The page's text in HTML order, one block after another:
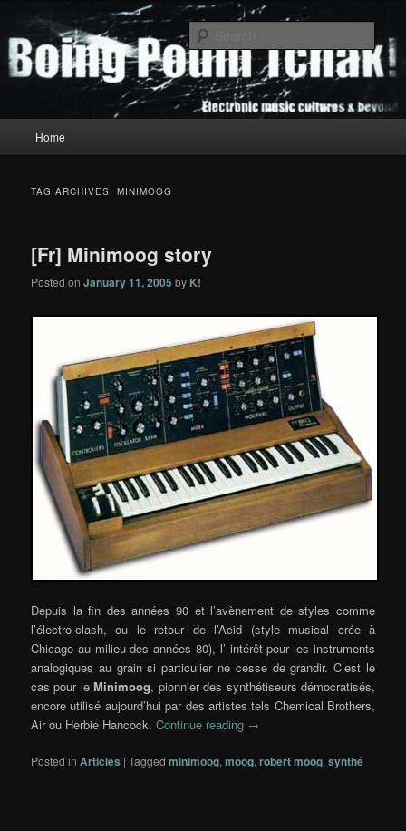
primary
content
secondary
contentBoing Poum Tchak!
Home
TAG ARCHIVES:MINIMOOG
[Fr] Minimoog story
Posted onJanuary 11, 2005 by K!
Depuis la fin des années 90 et l’avènement de styles comme
l’électro-clash, ou le retour de l’Acid (style musical crée à
Chicago au milieu des années 80), l’ intérêt pour les instruments
analogiques au grain si particulier ne cesse de grandir. C’est le
cas pour leMinimoog, pionnier des synthétiseurs démocratisés,
encore utilisé aujourd’hui par des artistes tels Chemical Brothers,
Air ou Herbie Hancock.Continue reading →
Posted in Articles |Tagged minimoog,moog,robert moog,synthé